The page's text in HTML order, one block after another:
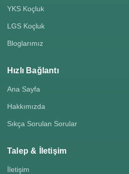
YKS Koçluk
LGS Koçluk
Bloglarımız
Hızlı Bağlantı
Ana Sayfa
Hakkımızda
Sıkça Sorulan Sorular
Talep & İletişim
İletişim